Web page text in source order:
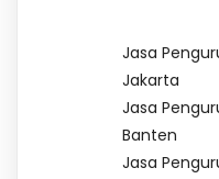
Jasa
Jakarta
Jasa
Banten
Jasa